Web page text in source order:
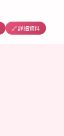
🔗 詳細資料